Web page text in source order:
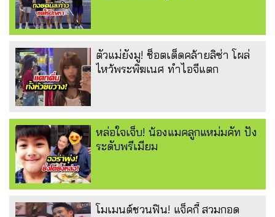
ตัวแม่ยังมู! ช็อตเด็ดคล้ายลิซ่า โผล่
ไหว้พระพิฆเนศ ทำไอจีแตก
หล่อใจเจ็บ! น้องแมคลูกแหม่มคัท ปัง
ระดับพรีเมียม
โมเมนต์ชวนฟิน! แจ็คกี้ สวมกอด